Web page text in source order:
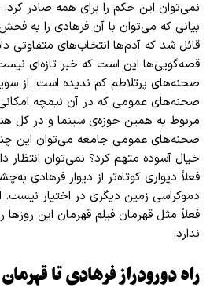
نمی‌توان این حکم را برای همه صادر
بیانی که می‌توان با آن فرهادی را به
قائل شد که آدم‌ها انتخاب‌های متفاوتی
قصه‌گویی‌ها این است که خبر تازه‌ای
صحنه‌های پرتلاطم کم ندیده است. از
صحنه‌های عمومی که در آن نیمچه‌ امکانی
مربوط به همین حوزه‌ی سینما و در کل
صحنه‌های عمومی جامعه می‌توان این
خیال آسوده متهم کرد؟ نمی‌توان
فعلاً دیواری کوتاه‌تر از دیوار فرهادی
دموکراسی زمین دیگری در اختیار
فعلاً مثل قهرمان فیلم قهرمان این
ندارد.
راه دورودراز فرهادی تا قهرمان